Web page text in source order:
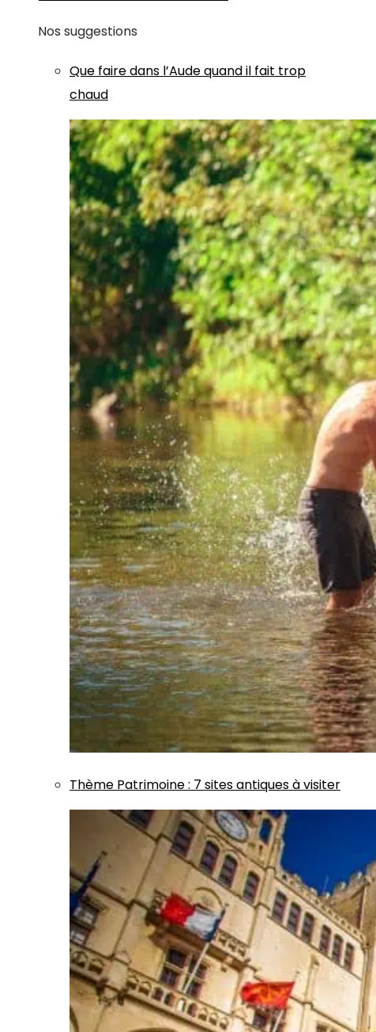
Nos suggestions
Que faire dans l’Aude quand il fait trop
chaud
Thème Patrimoine: 7 sites antiques à visiter